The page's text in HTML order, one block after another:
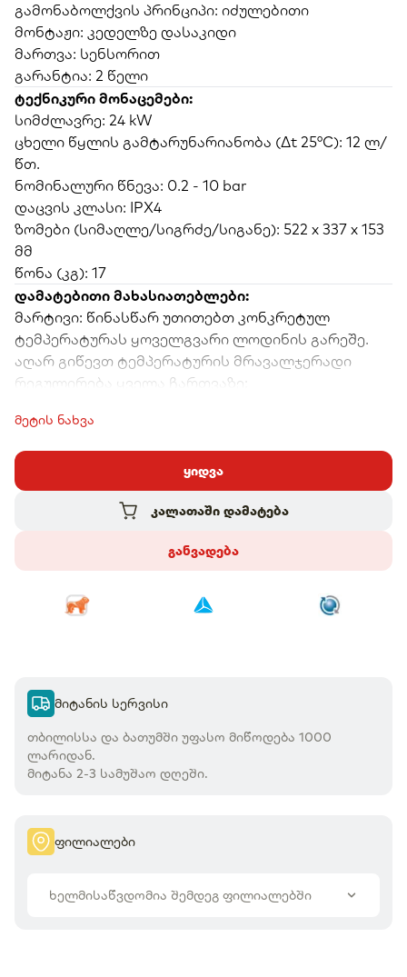
გამონაბოლქვის პრინციპი: იძულებითი
მონტაჟი: კედელზე დასაკიდი
მართვა: სენსორით
გარანტია: 2 წელი
ტექნიკური მონაცემები:
სიმძლავრე: 24 kW
ცხელი წყლის გამტარუნარიანობა (Δt 25°C): 12 ლ/
წთ.
ნომინალური წნევა: 0.2 - 10 bar
დაცვის კლასი: IPX4
ზომები (სიმაღლე/სიგრძე/სიგანე): 522 x 337 x 153
მმ
წონა (კგ): 17
დამატებითი მახასიათებლები:
მარტივი: წინასწარ უთითებთ კონკრეტულ
ტემპერატურას ყოველგვარი ლოდინის გარეშე.
აღარ გიწევთ ტემპერატურის მრავალჯერადი
რეგულირება ყველა ჩართვაზე;
ტემპერატურას წყლის ჭავლის ცვლილების
მიუხედავად;
არ აქვს წყლის წნევის მარეგულირებელი
უსაფრთხო: ორკამერიანი, დახურული წვის
თბომცვლელი სრულიად უსაფრთხოა
მოხმარებისთვის. მაქსიმალურად დაცულია გაზის
გაჟონვისგან და ნებადართულია საცხოვრებელ
მეტის ნახვა
ყიდვა
კალათაში დამატება
განვადება
მიტანის სერვისი
თბილისსა და ბათუმში უფასო მიწოდება 1000
ლარიდან.
ფილიალები
ხელმისაწვდომია შემდეგ ფილიალებში